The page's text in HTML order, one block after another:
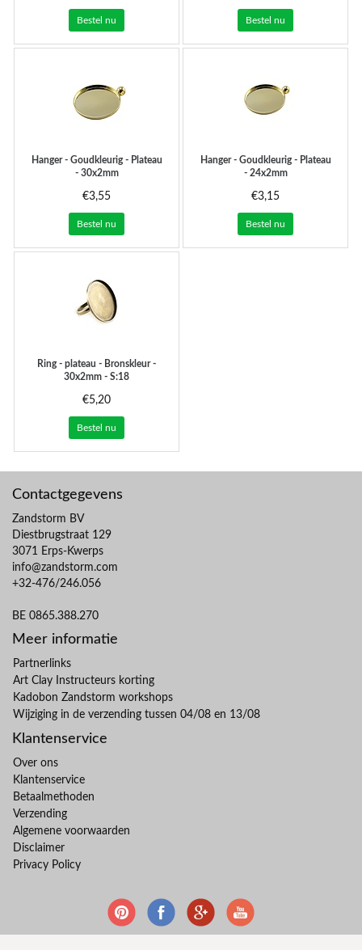
Bestel nu Bestel nu
Hanger - Goudkleurig - Plateau
- 30x2mm
€3,55
Bestel nu
Hanger - Goudkleurig - Plateau
- 24x2mm
€3,15
Bestel nu
Ring - plateau - Bronskleur -
30x2mm - S:18
€5,20
Bestel nu
Contactgegevens
Zandstorm BV
Diestbrugstraat 129
3071 Erps-Kwerps
info@zandstorm.com
+32-476/246.056
BE 0865.388.270
Meer informatie
Partnerlinks
Art Clay Instructeurs korting
Kadobon Zandstorm workshops
Wijziging in de verzending tussen 04/08 en 13/08
Klantenservice
Over ons
Klantenservice
Betaalmethoden
Verzending
Algemene voorwaarden
Disclaimer
Privacy Policy